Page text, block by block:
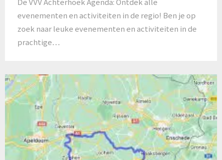
evenementen en activiteiten in de regio! Ben je op
zoek naar leuke evenementen en activiteiten in de
prachtige…